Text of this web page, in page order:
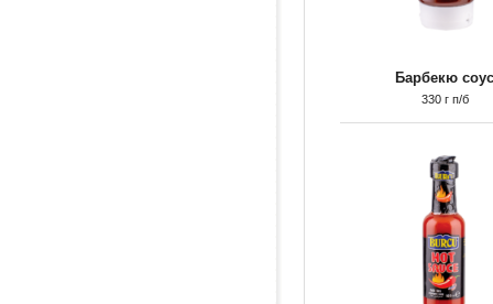
Барбекю соус
330 г п/б